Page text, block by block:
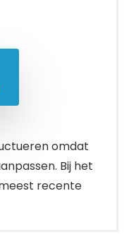
omdat
Bij het
recente